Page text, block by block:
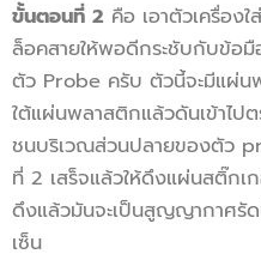
ขั้นตอนที่ 2 คือ เอาตัวเครื่อง
ล็อคสายให้พอดีกระชับกับข้อมื
ตัว Probe ครับ ตัวนี้จะมีแผ่น
ใต้แผ่นพลาสติกแล้วดันเข้าไป
ชนบริเวณส่วนปลายของตัว
ที่ 2 เสร็จแล้วให้ดึงแผ่นสติ๊กเ
ดึงแล้วมันจะเป็นสูญญากาศรัด
เซ็น